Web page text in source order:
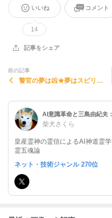
いいね
14
コメント
記事をシェア
前の記事
警官の夢は凶★夢はスピリチ
柴犬さくら
皇産霊神の霊信によるAI神道霊
霊五魂論
ネット・技術ジャンル 270位